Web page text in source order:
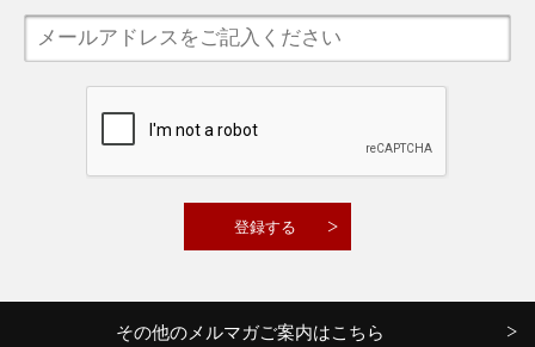
その他のメルマガご案内はこちら